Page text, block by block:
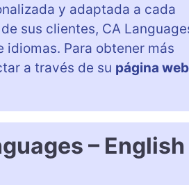
y adaptada a cada
sus clientes, CA
Para obtener más
a través de su página web
– English